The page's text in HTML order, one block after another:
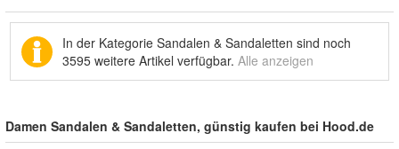
In der Kategorie Sandalen & Sandaletten sind noch
3595 weitere Artikel verfügbar. Alle anzeigen
Damen Sandalen & Sandaletten, günstig kaufen bei Hood.de